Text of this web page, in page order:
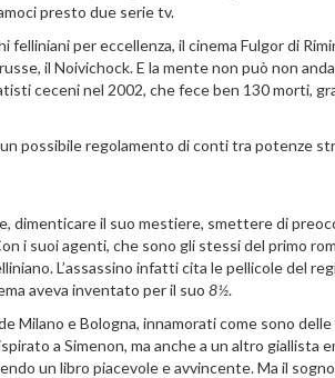
presto due serie tv.
per eccellenza, il cinema Fulgor di
il Noivichock. E la mente non può non
ceceni nel 2002, che fece ben 130 morti,
possibile regolamento di conti tra potenze
dimenticare il suo mestiere, smettere di
i suoi agenti, che sono gli stessi del primo
L’assassino infatti cita le pellicole del
aveva inventato per il suo 8½.
Milano e Bologna, innamorati come sono delle
a Simenon, ma anche a un altro giallista
un libro piacevole e avvincente. Ma il